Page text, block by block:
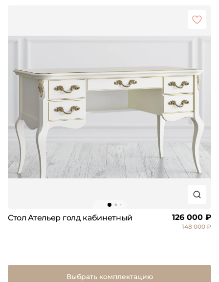
Стол Ательер голд кабинетный 126 000 ₽
148 000 ₽
Выбрать комплектацию